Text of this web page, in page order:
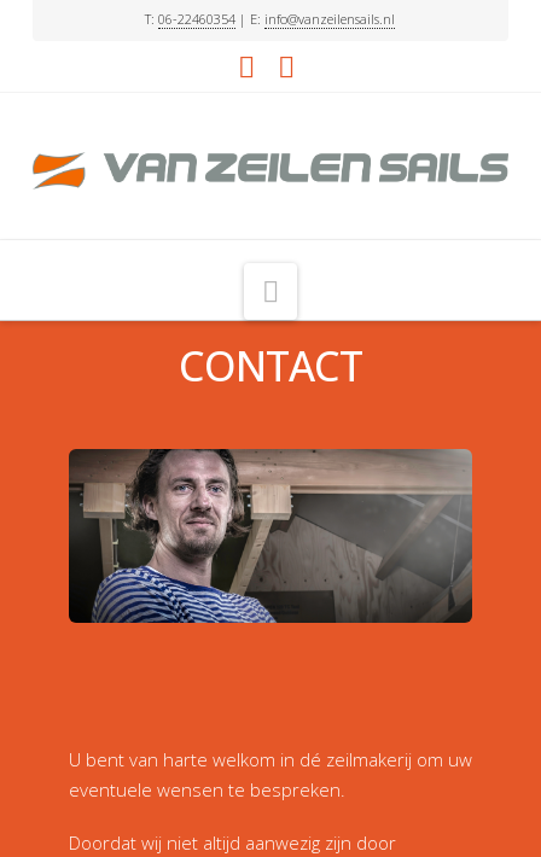
T:06-22460354 | E: info@vanzeilensails.nl
CONTACT
U bent van harte welkom in dé zeilmakerij om uw
eventuele wensen te bespreken.
Doordat wij niet altijd aanwezig zijn door